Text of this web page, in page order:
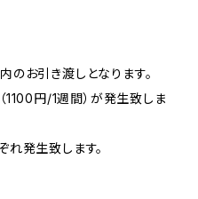
のお引き渡しとなります。
1100円/1週間）が発生致しま
れ発生致します。